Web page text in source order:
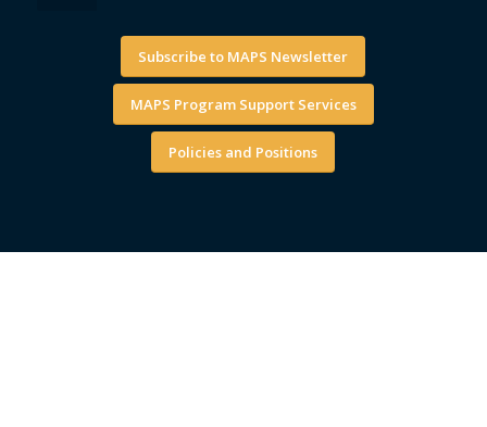
Subscribe to MAPS Newsletter
MAPS Program Support Services
Policies and Positions